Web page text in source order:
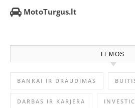
MotoTurgus.lt
TEMOS
BANKAI IR DRAUDIMAS
DARBAS IR KARJERA